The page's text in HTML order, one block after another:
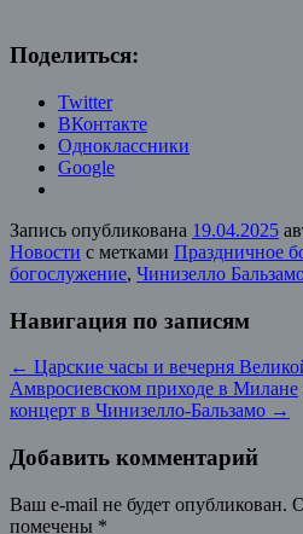
Поделиться:
Twitter
ВКонтакте
Одноклассники
Google
Запись опубликована 19.04.2025
Новости с метками Праздничное
богослужение, Чинизелло
Навигация по записям
← Царские часы и вечерня
Амвросиевском приходе в Милане
концерт в Чинизелло-Бальзамо →
Добавить комментарий
Ваш e-mail не будет опубликован.
помечены *